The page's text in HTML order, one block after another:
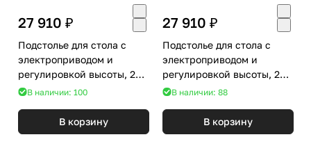
27 910 ₽
Подстолье для стола с
электроприводом и
регулировкой высоты, 2
мотора, память 4 уровня
MCTION DMDF MC-
DPRLC01 grey
В наличии: 100
В корзину
27 910 ₽
Подстолье для стола с
электроприводом и
регулировкой высоты, 2
мотора, память 4 уровня
Group MCTION DMDF MC-
DPRLC01 black
В наличии: 88
В корзину